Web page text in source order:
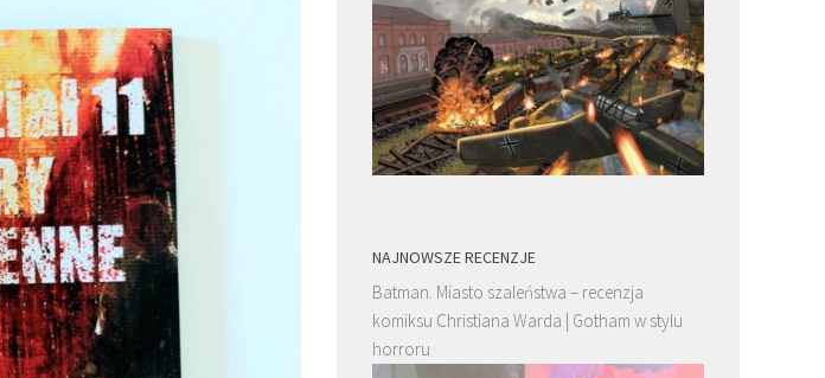
NAJNOWSZE RECENZJE
Batman. Miasto szaleństwa – recenzja
komiksu Christiana Warda | Gotham w stylu
horroru